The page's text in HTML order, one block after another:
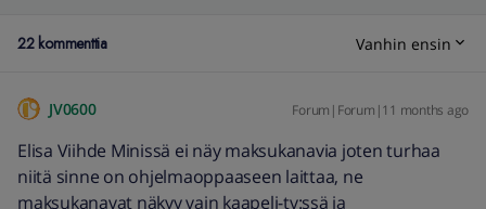
22 kommenttia Vanhin ensin
JV0600 Forum|Forum|11 months ago
Elisa Viihde Minissä ei näy maksukanavia joten turhaa
niitä sinne on ohjelmaoppaaseen laittaa, ne
maksukanavat näkyy vain kaapeli-tv:ssä ja